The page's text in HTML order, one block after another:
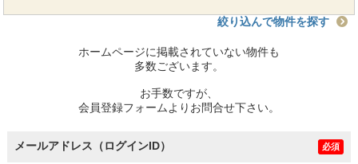
絞り込んで物件を探す
ホームページに掲載されていない物件も
多数ございます。
お手数ですが、
会員登録フォームよりお問合せ下さい。
メールアドレス（ログインID） 必須